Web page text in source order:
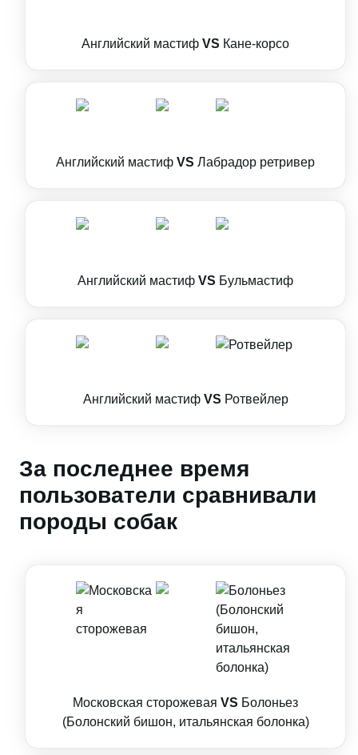
Английский мастиф VS Кане-корсо
Английский мастиф VS Лабрадор ретривер
Английский мастиф VS Бульмастиф
Английский мастиф VS Ротвейлер
За последнее время
пользователи сравнивали
породы собак
Московская сторожевая VS Болоньез
(Болонский бишон, итальянская болонка)